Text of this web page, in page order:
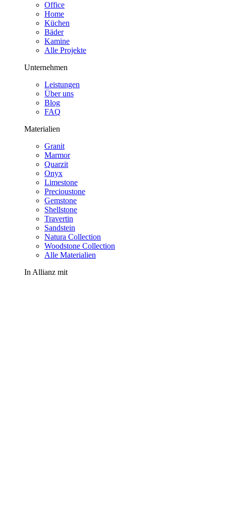
Office
Home
Küchen
Bäder
Kamine
Alle Projekte
Unternehmen
Leistungen
Über uns
Blog
FAQ
Materialien
Granit
Marmor
Quarzit
Onyx
Limestone
Precioustone
Gemstone
Shellstone
Travertin
Sandstein
Natura Collection
Woodstone Collection
Alle Materialien
In Allianz mit